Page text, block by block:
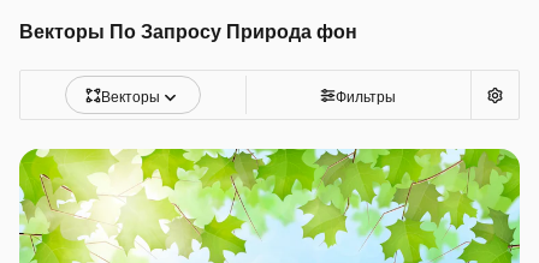
Векторы По Запросу Природа фон
Векторы Фильтры